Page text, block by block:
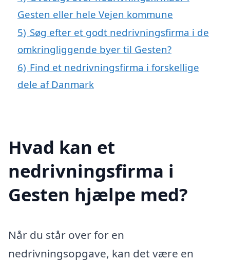
Gesten eller hele Vejen kommune
5) Søg efter et godt nedrivningsfirma i de
omkringliggende byer til Gesten?
6) Find et nedrivningsfirma i forskellige
dele af Danmark
Hvad kan et
nedrivningsfirma i
Gesten hjælpe med?
Når du står over for en
nedrivningsopgave, kan det være en